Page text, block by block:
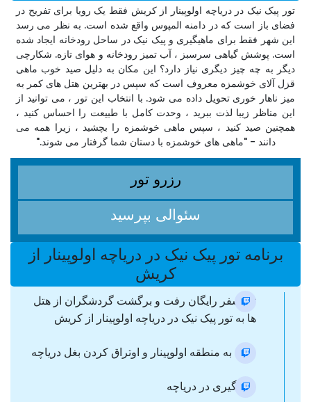
تور پیک نیک در دریاچه اولوپینار از کریش فقط یک رویا برای تفریح ​​در
فضای باز است که در دامنه المپوس واقع شده است. به نظر می رسد
این شهر فقط برای ماهیگیری و پیک نیک در ساحل رودخانه ایجاد شده
است. پوشش گیاهی سرسبز ، آب تمیز رودخانه و هوای تازه. شکارچی
دیگر به چه چیز دیگری نیاز دارد؟ این مکان به دلیل صید خوب ماهی
قزل آلای خوشمزه معروف است که سپس در بهترین هتل های کمر به
میز ناهار خوری تحویل داده می شود. با انتخاب این تور ، می توانید از
این مناظر زیبا لذت ببرید ، وحدت کامل با طبیعت را احساس کنید ،
همچنین صید کنید ، سپس ماهی خوشمزه را بچشید ، زیرا همه می
دانند - "ماهی های خوشمزه با دستان شما گرفتار می شوند."
رزرو تور
سئوالی بپرسید
برنامه تور پیک نیک در دریاچه اولوپینار از
کریش
ترانسفر رایگان رفت و برگشت گردشگران از هتل
ها به تور پیک نیک در دریاچه اولوپینار از کریش
ورود به منطقه اولوپینار و اوتراق کردن بغل دریاچه
ماهیگیری در دریاچه